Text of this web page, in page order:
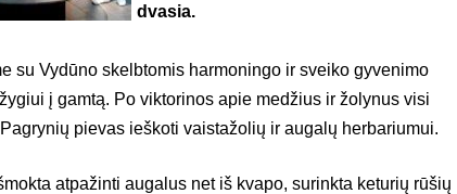
dvasia.
su Vydūno skelbtomis harmoningo ir sveiko gyvenimo
į gamtą. Po viktorinos apie medžius ir žolynus visi
pievas ieškoti vaistažolių ir augalų herbariumui.
atpažinti augalus net iš kvapo, surinkta keturių rūšių